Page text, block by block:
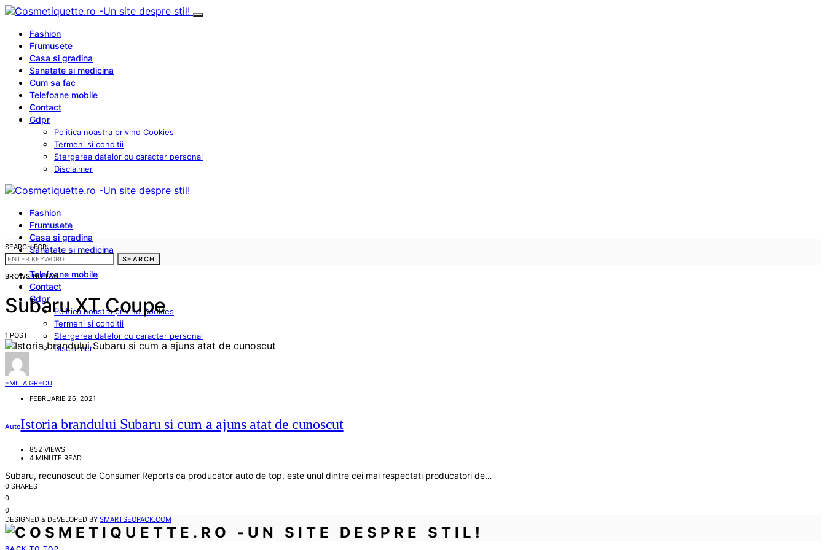
Fashion
Frumusete
Casa si gradina
Sanatate si medicina
Cum sa fac
Telefoane mobile
Contact
Gdpr
Politica noastra privind Cookies
Termeni si conditii
Stergerea datelor cu caracter personal
Disclaimer
Fashion
Frumusete
Casa si gradina
Sanatate si medicina
Cum sa fac
Telefoane mobile
Contact
Gdpr
Politica noastra privind Cookies
Termeni si conditii
Stergerea datelor cu caracter personal
Disclaimer
SEARCH FOR:
SEARCH
BROWSING TAG
Subaru XT Coupe
1 POST
EMILIA GRECU
FEBRUARIE 26, 2021
AutoIstoria brandului Subaru si cum a ajuns atat de cunoscut
852 VIEWS
4 MINUTE READ
Subaru, recunoscut de Consumer Reports ca producator auto de top, este unul dintre cei mai respectati producatori de…
0 SHARES
0
0
DESIGNED & DEVELOPED BY SMARTSEOPACK.COM